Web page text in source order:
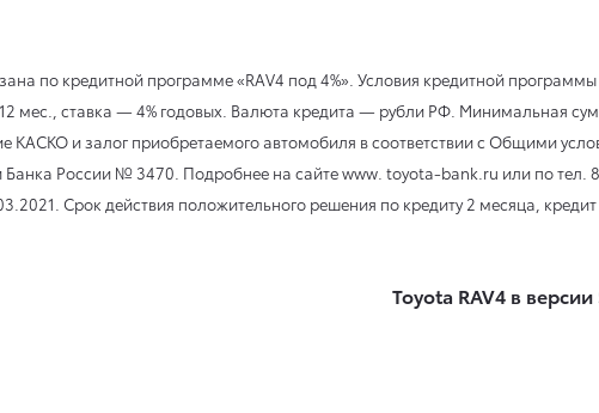
по кредитной программе «RAV4 под 4%». Условия кредитной
мес., ставка — 4% годовых. Валюта кредита — рубли РФ. Минимальная
КАСКО и залог приобретаемого автомобиля в соответствии с Общими
Банка России № 3470. Подробнее на сайте www. toyota-bank.ru или по
. Срок действия положительного решения по кредиту 2 месяца,
Toyota RAV4 в версии